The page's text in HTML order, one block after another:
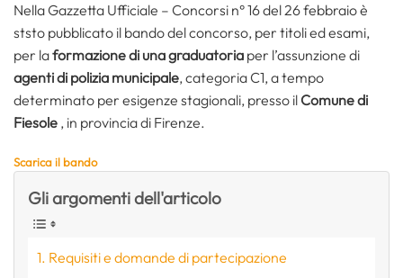
Nella Gazzetta Ufficiale – Concorsi n° 16 del 26 febbraio è
ststo pubblicato il bando del concorso, per titoli ed esami,
per laformazione di una graduatoria per l’assunzione di
agenti di polizia municipale, categoria C1, a tempo
determinato per esigenze stagionali, presso il Comune di
Fiesole , in provincia di Firenze.
Scarica il bando
Gli argomenti dell'articolo
Requisiti e domande di partecipazione